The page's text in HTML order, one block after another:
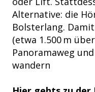
Alternative: die
Bolsterlang.
(etwa 1.500 m
Panoramaweg
wandern